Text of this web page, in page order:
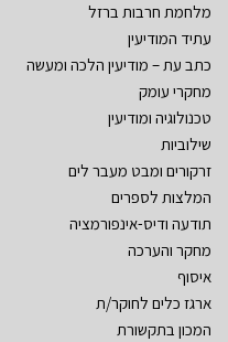
מלחמת חרבות ברזל
עתיד המודיעין
כתב עת – מודיעין הלכה ומעשה
מחקרי עומק
טכנולוגיה ומודיעין
שילוביות
זרקורים ומבט מעבר לים
המלצות לספרים
תודעה ודיס-אינפורמציה
מחקר והערכה
איסוף
ארגז כלים לחוקר/ת
המכון בתקשורת